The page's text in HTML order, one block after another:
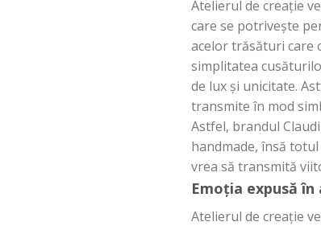
Atelierul de creație
care se potrivește
acelor trăsături care
simplitatea
de lux și unicitate.
transmite în mod
Astfel, brandul
handmade, însă
vrea să transmită
Emoția expusă
Atelierul de creație